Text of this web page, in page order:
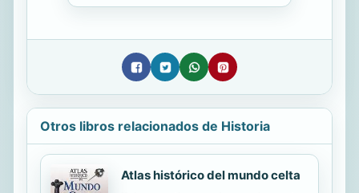
Otros libros relacionados de Historia
Atlas histórico del mundo celta